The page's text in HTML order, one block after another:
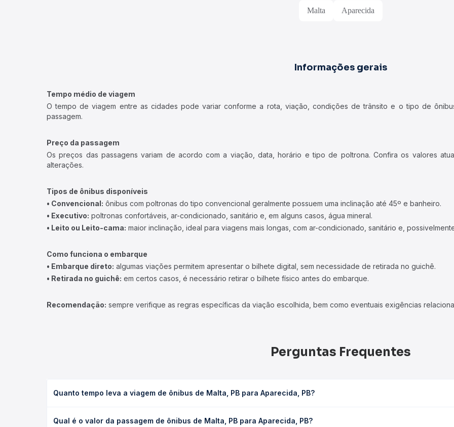
Malta Aparecida
Informações gerais
Tempo médio de viagem
O tempo de viagem entre as cidades pode variar conforme a rota, viação, condições de trânsito e o tipo de
passagem.
Preço da passagem
Os preços das passagens variam de acordo com a viação, data, horário e tipo de poltrona. Confira os valores
alterações.
Tipos de ônibus disponíveis
• Convencional: ônibus com poltronas do tipo convencional geralmente possuem uma inclinação até 45º e banheiro.
• Executivo: poltronas confortáveis, ar-condicionado, sanitário e, em alguns casos, água mineral.
• Leito ou Leito-cama: maior inclinação, ideal para viagens mais longas, com ar-condicionado, sanitário e,
Como funciona o embarque
• Embarque direto: algumas viações permitem apresentar o bilhete digital, sem necessidade de retirada no guichê.
• Retirada no guichê: em certos casos, é necessário retirar o bilhete físico antes do embarque.
Recomendação: sempre verifique as regras específicas da viação escolhida, bem como eventuais exigências
Perguntas Frequentes
Quanto tempo leva a viagem de ônibus de Malta, PB para Aparecida, PB?
condições de tráfego. Na Quero Passagem você consulta os horários disponíveis e vê a duração exata de cada opção
Qual é o valor da passagem de ônibus de Malta, PB para Aparecida, PB?